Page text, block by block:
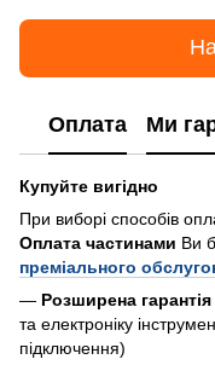
Оплата Ми
Купуйте вигідно
При виборі способів
Оплата частинами Ви
преміального
— Розширена гарантія
та електроніку
підключення)